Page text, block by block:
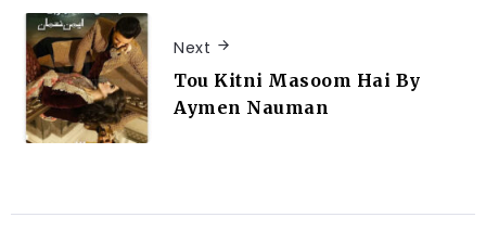
Next
Tou Kitni Masoom Hai By
Aymen Nauman